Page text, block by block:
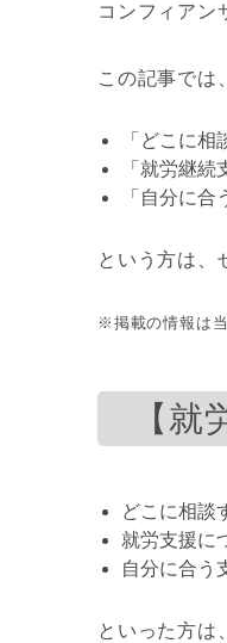
コンフィアン
この記事では
「どこに相
「就労継続
「自分に合
という方は、
※掲載の情報は
【
どこに相談
就労支援に
自分に合う
といった方は